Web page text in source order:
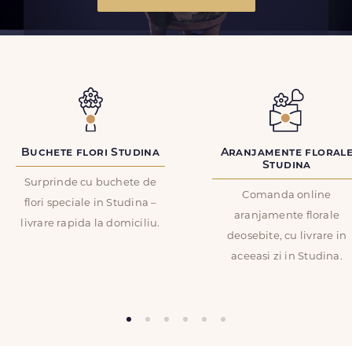
Buchete flori Studina
Surprinde cu buchete de
flori speciale in Studina –
livrare rapida la domiciliu.
Aranjamente
Studina
Comanda online
aranjamente florale
deosebite, cu livrare in
aceeasi zi in Studina.